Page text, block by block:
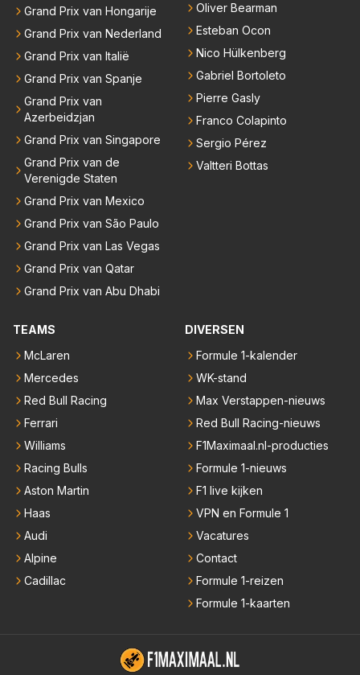
Grand Prix van Hongarije
Grand Prix van Nederland
Grand Prix van Italië
Grand Prix van Spanje
Grand Prix van
Azerbeidzjan
Grand Prix van Singapore
Grand Prix van de
Verenigde Staten
Grand Prix van Mexico
Grand Prix van São Paulo
Grand Prix van Las Vegas
Grand Prix van Qatar
Grand Prix van Abu Dhabi
Oliver Bearman
Esteban Ocon
Nico Hülkenberg
Gabriel Bortoleto
Pierre Gasly
Franco Colapinto
Sergio Pérez
Valtteri Bottas
TEAMS
McLaren
Mercedes
Red Bull Racing
Ferrari
Williams
Racing Bulls
Aston Martin
Haas
Audi
Alpine
Cadillac
DIVERSEN
Formule 1-kalender
WK-stand
Max Verstappen-nieuws
Red Bull Racing-nieuws
F1Maximaal.nl-producties
Formule 1-nieuws
F1 live kijken
VPN en Formule 1
Vacatures
Contact
Formule 1-reizen
Formule 1-kaarten